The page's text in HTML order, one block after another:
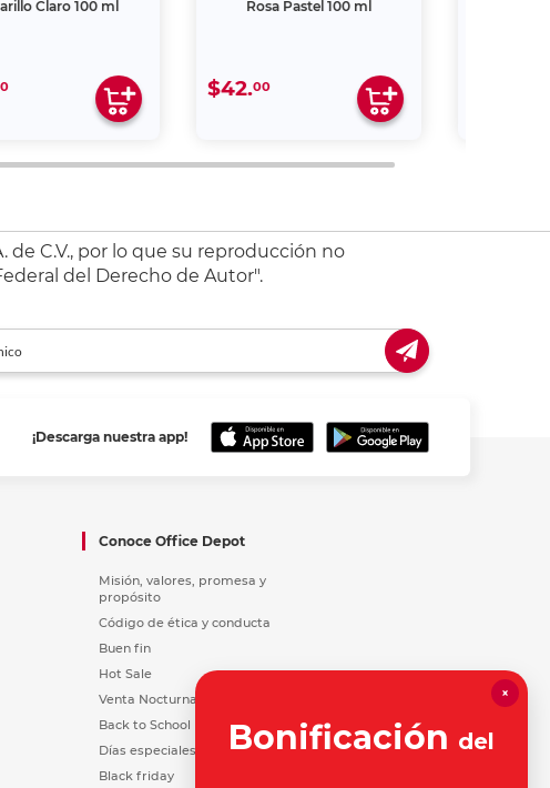
Claro 100 ml
Rosa Pastel 100 ml
$42. 00
C.V., por lo que su reproducción no
del Derecho de Autor".
¡Descarga nuestra app!
Conoce Office Depot
Misión, valores, promesa y
propósito
Código de ética y conducta
Buen fin
Hot Sale
Venta Nocturna
Back to School
Días especiales
Black friday
×
Bonificación del